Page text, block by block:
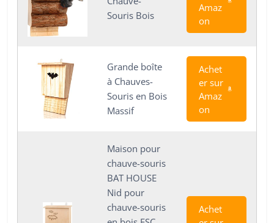
Souris Bois
Amaz
on
Grande boîte
à Chauves-
Souris en Bois
Massif
Achet
er sur
Amaz
on
Maison pour
chauve-souris
BAT HOUSE
Nid pour
chauve-souris
Achet